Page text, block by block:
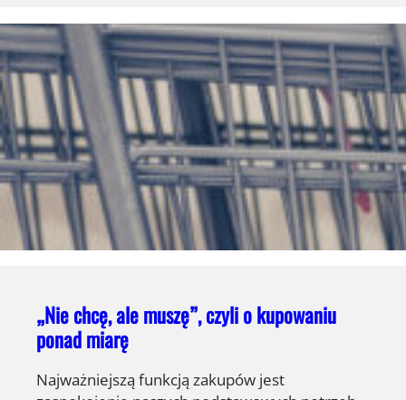
„Nie chcę, ale muszę”, czyli o kupowaniu
ponad miarę
Najważniejszą funkcją zakupów jest